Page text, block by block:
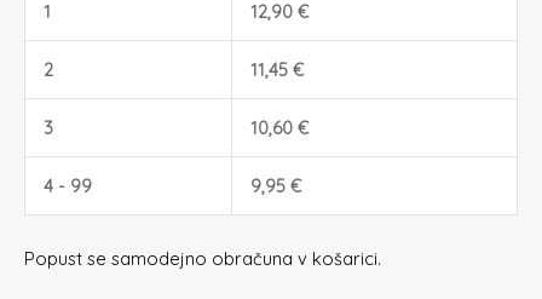
1 12,90 €
2 11,45 €
3 10,60 €
4 - 99 9,95 €
Popust se samodejno obračuna v košarici.